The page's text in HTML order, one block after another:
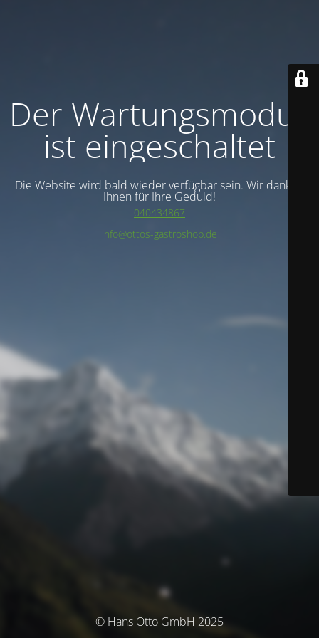
Der Wartungsmodus
ist eingeschaltet
Die Website wird bald wieder verfügbar sein. Wir danken
Ihnen für Ihre Geduld!
040434867
info@ottos-gastroshop.de
© Hans Otto GmbH 2025